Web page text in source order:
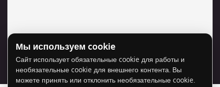
Для отображения карты нужно разрешить
использование cookie для внешнего контента.
Разрешить cookie
Мы используем cookie
Сайт использует обязательные cookie для работы и
необязательные cookie для внешнего контента. Вы
можете принять или отклонить необязательные cookie.